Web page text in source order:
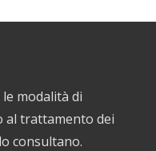
modalità di
al trattamento dei
consultano.